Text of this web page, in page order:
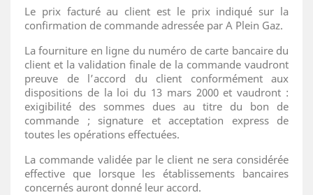
Le prix facturé au client est le prix indiqué sur la
confirmation de commande adressée par A Plein Gaz.
La fourniture en ligne du numéro de carte bancaire du
client et la validation finale de la commande vaudront
preuve de l’accord du client conformément aux
dispositions de la loi du 13 mars 2000 et vaudront :
exigibilité des sommes dues au titre du bon de
commande ; signature et acceptation express de
toutes les opérations effectuées.
La commande validée par le client ne sera considérée
effective que lorsque les établissements bancaires
concernés auront donné leur accord.